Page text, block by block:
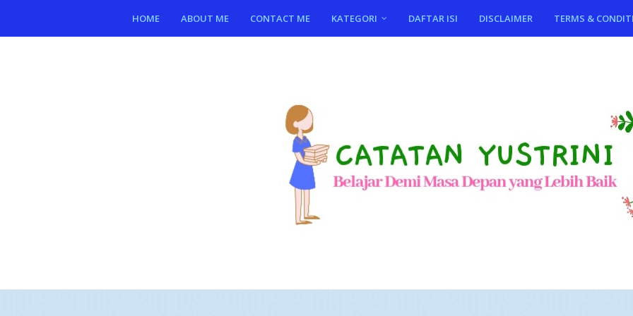
HOME ABOUT ME CONTACT ME KATEGORI DAFTAR ISI DISCLAIMER TERMS &